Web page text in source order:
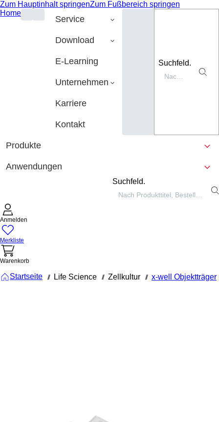
Zum Hauptinhalt springenZum Fußbereich springen
Home
Service
Download
E-Learning
Unternehmen
Karriere
Kontakt
Suchfeld.
Produkte
Anwendungen
Suchfeld.
Anmelden
Merkliste
Warenkorb
Startseite /// Life Science /// Zellkultur /// x-well Objektträger